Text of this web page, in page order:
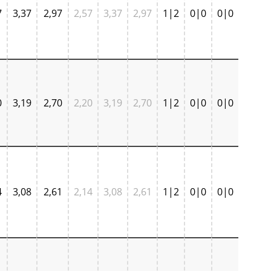
3,37 2,97 2,57 3,37 2,97 1|2 0|0 0|0
3,19 2,70 2,20 3,19 2,70 1|2 0|0 0|0
3,08 2,61 2,14 3,08 2,61 1|2 0|0 0|0